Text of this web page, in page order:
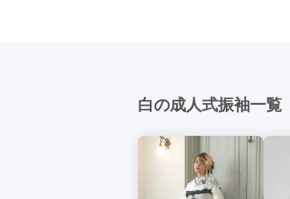
商品説明
白の成人式振袖一覧